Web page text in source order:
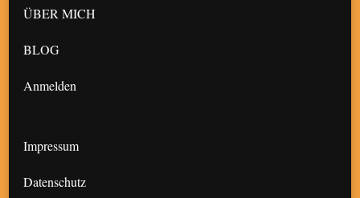
ÜBER MICH
BLOG
Anmelden
Impressum
Datenschutz